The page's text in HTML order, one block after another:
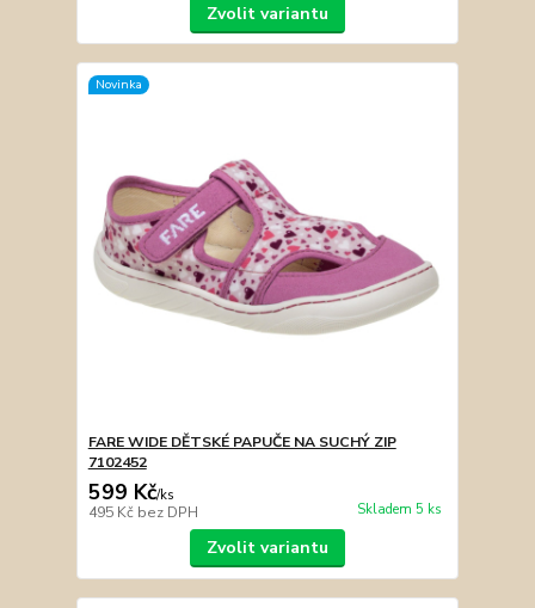
Zvolit variantu
Novinka
FARE WIDE DĚTSKÉ PAPUČE NA SUCHÝ ZIP
7102452
599 Kč/ks
495 Kč bez DPH Skladem 5 ks
Zvolit variantu